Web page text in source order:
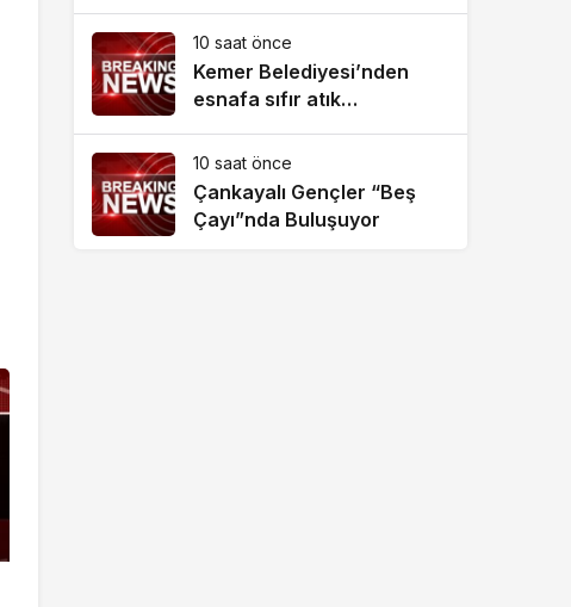
10 saat önce
Kemer Belediyesi’nden
esnafa sıfır atık
10 saat önce
Çankayalı Gençler “Beş
Çayı”nda Buluşuyor